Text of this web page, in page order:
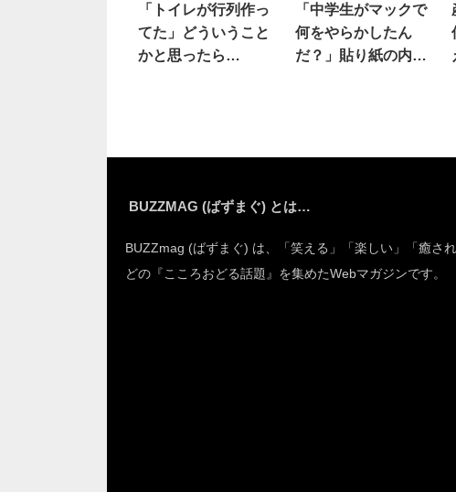
「トイレが行列作っ
てた」どういうこと
かと思ったら…
「中学生がマックで
何をやらかしたん
だ？」貼り紙の内容
BUZZMAG (ばずまぐ) とは…
BUZZmag (ばずまぐ) は、「笑える」「楽しい」「癒さ
どの『こころおどる話題』を集めたWebマガジンです。